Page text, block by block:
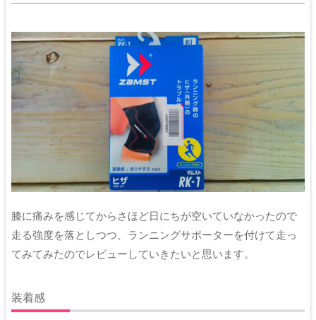
膝に痛みを感じてからさほど日にちが空いていなかったので
走る強度を落としつつ、ランニングサポーターを付けて走っ
てみてみたのでレビューしていきたいと思います。
装着感